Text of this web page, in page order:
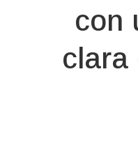
con
clara